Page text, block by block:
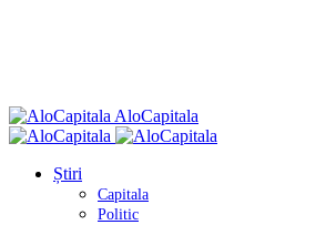
AloCapitala
Știri
Capitala
Politic